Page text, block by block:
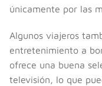
únicamente por las
Algunos viajeros
entretenimiento a
ofrece una buena
televisión, lo que